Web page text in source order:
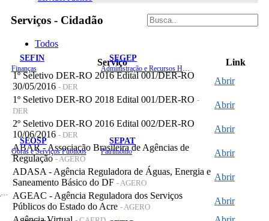
SEFIN
Finanças
SEGEP
SEOSP
Obras e Serviços Públicos
SEPAT
Patrimônio
Serviços - Cidadão
Todos
Serviço
Link
1º Seletivo DER-RO 2016 Edital 001/DER-RO
30/05/2016 - DER
Abrir
1º Seletivo DER-RO 2018 Edital 001/DER-RO -
DER
Abrir
2º Seletivo DER-RO 2016 Edital 002/DER-RO
10/06/2016 - DER
Abrir
ABAR - Associação Brasileira de Agências de
Regulação- AGERO
Abrir
ADASA - Agência Reguladora de Águas, Energia e
Saneamento Básico do DF - AGERO
Abrir
AGEAC - Agência Reguladora dos Serviços
Públicos do Estado do Acre - AGERO
Abrir